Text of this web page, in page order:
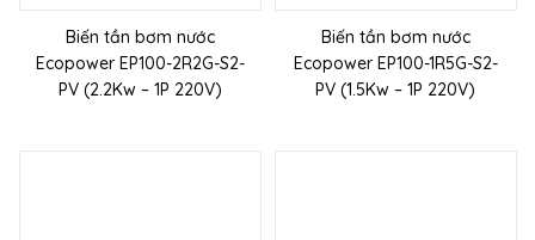
Biến tần bơm nước
Ecopower EP100-2R2G-S2-
PV (2.2Kw – 1P 220V)
Biến tần bơm nước
Ecopower EP100-1R5G-S2-
PV (1.5Kw – 1P 220V)